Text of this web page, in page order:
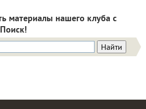
материалы нашего клуба с